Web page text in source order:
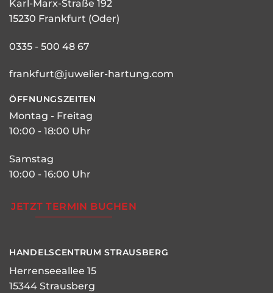
Karl-Marx-Straße 192
15230 Frankfurt (Oder)
0335 - 500 48 67
frankfurt@juwelier-hartung.com
ÖFFNUNGSZEITEN
Montag - Freitag
10:00 - 18:00 Uhr
Samstag
10:00 - 16:00 Uhr
JETZT TERMIN BUCHEN
HANDELSCENTRUM STRAUSBERG
Herrenseeallee 15
15344 Strausberg